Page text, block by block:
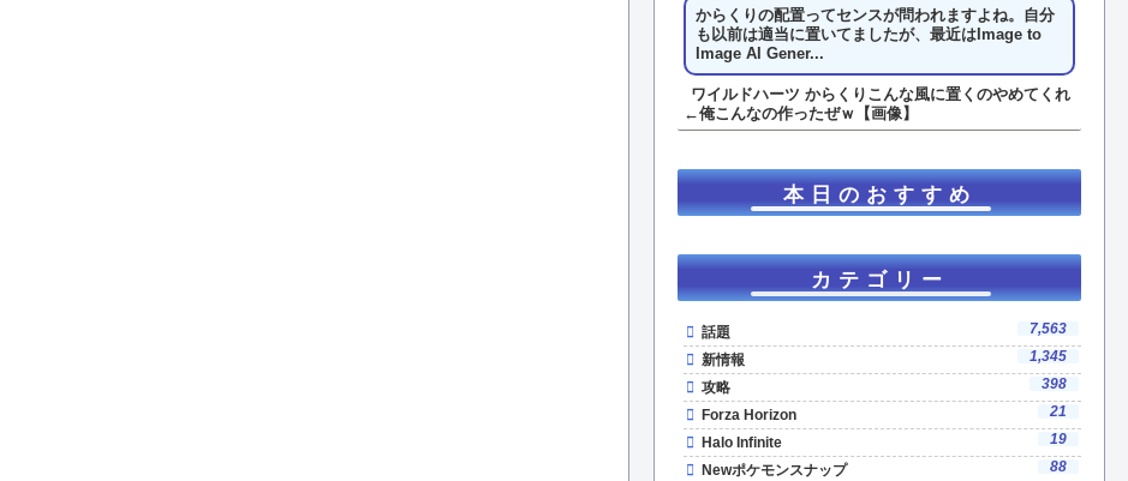
からくりの配置ってセンスが問われますよね。自分
も以前は適当に置いてましたが、最近はImage to
Image AI Gener...
ワイルドハーツ からくりこんな風に置くのやめてくれ
←俺こんなの作ったぜｗ【画像】
本日のおすすめ
カテゴリー
話題
7,563
新情報
1,345
攻略
398
Forza Horizon
21
Halo Infinite
19
Newポケモンスナップ
88